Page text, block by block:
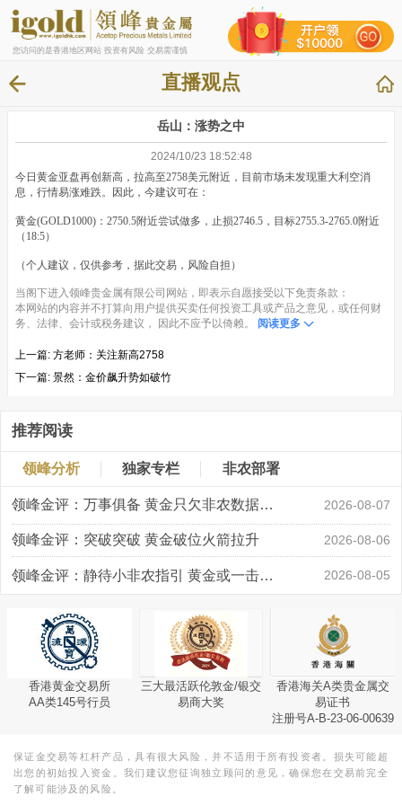
您访问的是香港地区网站 投资有风险 交易需谨慎
直播观点
岳山：涨势之中
2024/10/23 18:52:48
今日黄金亚盘再创新高，拉高至2758美元附近，目前市场未发现重大利空消
息，行情易涨难跌。因此，今建议可在：
黄金(GOLD1000)：2750.5附近尝试做多，止损2746.5，目标2755.3-2765.0附近
（18:5）
（个人建议，仅供参考，据此交易，风险自担）
当阁下进入领峰贵金属有限公司网站，即表示自愿接受以下免责条款：
本网站的内容并不打算向用户提供买卖任何投资工具或产品之意见，或任何财
务、法律、会计或税务建议， 因此不应予以倚赖。
阅读更多
上一篇: 方老师：关注新高2758
下一篇: 景然：金价飙升势如破竹
推荐阅读
领峰分析 独家专栏 非农部署
领峰金评：万事俱备 黄金只欠非农数据“东风” 2026-08-07
领峰金评：突破突破 黄金破位火箭拉升 2026-08-06
领峰金评：静待小非农指引 黄金或一击破局 2026-08-05
香港黄金交易所
AA类145号行员
三大最活跃伦敦金/银交
易商大奖
香港海关A类贵金属交
易证书
注册号A-B-23-06-00639
保证金交易等杠杆产品，具有很大风险，并不适用于所有投资者。损失可能超
出您的初始投入资金。我们建议您征询独立顾问的意见，确保您在交易前完全
了解可能涉及的风险。